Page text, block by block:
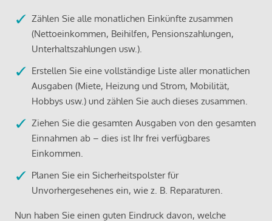
Zählen Sie alle monatlichen Einkünfte zusammen
(Nettoeinkommen, Beihilfen, Pensionszahlungen,
Unterhaltszahlungen usw.).
Erstellen Sie eine vollständige Liste aller monatlichen
Ausgaben (Miete, Heizung und Strom, Mobilität,
Hobbys usw.) und zählen Sie auch dieses zusammen.
Ziehen Sie die gesamten Ausgaben von den gesamten
Einnahmen ab – dies ist Ihr frei verfügbares
Einkommen.
Planen Sie ein Sicherheitspolster für
Unvorhergesehenes ein, wie z. B. Reparaturen.
Nun haben Sie einen guten Eindruck davon, welche